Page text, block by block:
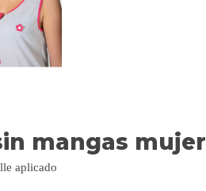
mangas mujer
aplicado